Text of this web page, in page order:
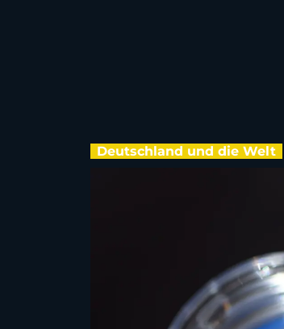
Deutschland und die Welt